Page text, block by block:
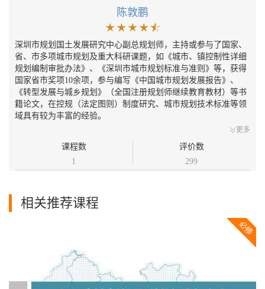
陈敦鹏
深圳市规划国土发展研究中心副总规划师，主持或参与了国家、
省、市多项城市规划及重大科研课题，如《城市、镇控制性详细
规划编制审批办法》、《深圳市城市规划标准与准则》等，获得
国家省市奖项10余项，参与编写《中国城市规划发展报告》、
《转型发展与城乡规划》（全国注册规划师继续教育教材）等书
籍论文，在控规（法定图则）制度研究、城市规划技术标准等领
域具有较为丰富的经验。
更多
课程数
1
评价数
299
相关推荐课程